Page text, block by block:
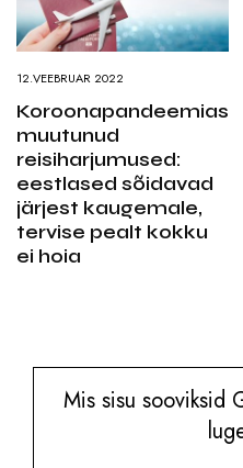
12.VEEBRUAR 2022
Koroonapandeemias
muutunud
reisiharjumused:
eestlased sõidavad
järjest kaugemale,
tervise pealt kokku
ei hoia
Mis sisu sooviksid